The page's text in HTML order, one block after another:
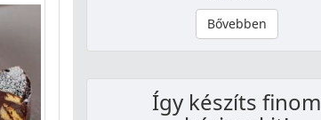
Bővebben
Így készíts finom